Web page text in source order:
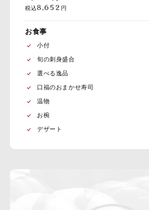
税込8,652 円
お食事
小付
旬の刺身盛合
選べる逸品
口福のおまかせ寿司
温物
お椀
デザート